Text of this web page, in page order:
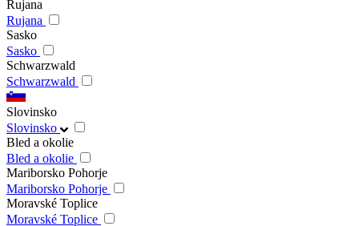
Rujana
Rujana
Sasko
Sasko
Schwarzwald
Schwarzwald
Slovinsko
Slovinsko
Bled a okolie
Bled a okolie
Mariborsko Pohorje
Mariborsko Pohorje
Moravské Toplice
Moravské Toplice